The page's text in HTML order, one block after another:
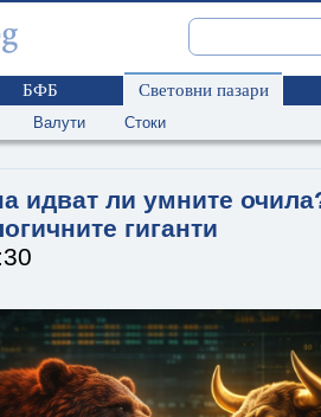
БФБ Световни пазари
Валути Стоки
идват ли умните
гиганти